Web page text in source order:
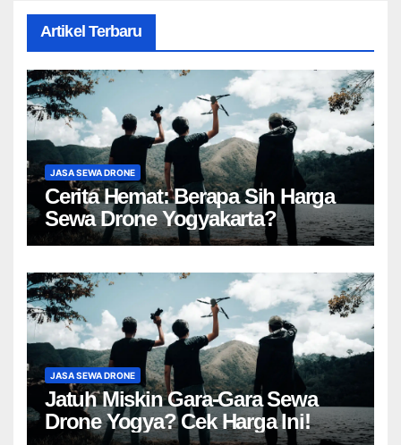
Artikel Terbaru
JASA SEWA DRONE
Cerita Hemat: Berapa Sih Harga
Sewa Drone Yogyakarta?
JASA SEWA DRONE
Jatuh Miskin Gara-Gara Sewa
Drone Yogya? Cek Harga Ini!